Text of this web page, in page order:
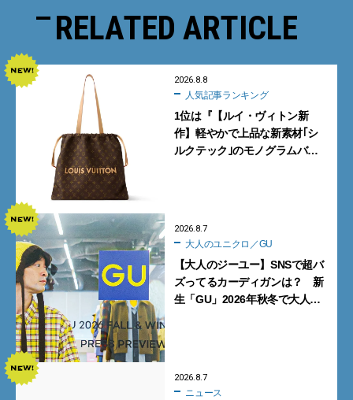
RELATED ARTICLE
2026.8.8
人気記事ランキング
1位は『【ルイ・ヴィトン新
作】軽やかで上品な新素材｢シ
ルクテック｣のモノグラムバッ
2026.8.7
大人のユニクロ／GU
【大人のジーユー】SNSで超バ
ズってるカーディガンは？ 新
生「GU」2026年秋冬で大人メ
2026.8.7
ニュース